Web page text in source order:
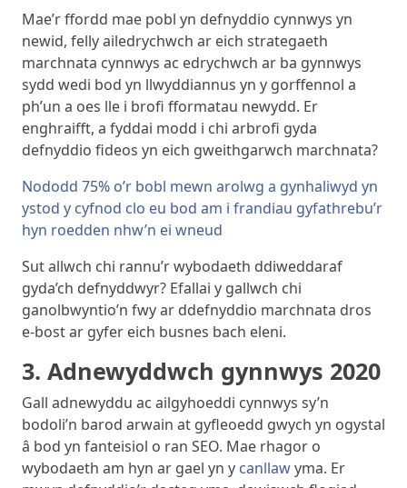
Mae’r ffordd mae pobl yn defnyddio cynnwys yn
newid, felly ailedrychwch ar eich strategaeth
marchnata cynnwys ac edrychwch ar ba gynnwys
sydd wedi bod yn llwyddiannus yn y gorffennol a
ph’un a oes lle i brofi fformatau newydd. Er
enghraifft, a fyddai modd i chi arbrofi gyda
defnyddio fideos yn eich gweithgarwch marchnata?
Nododd 75% o’r bobl mewn arolwg a gynhaliwyd yn
ystod y cyfnod clo eu bod am i frandiau gyfathrebu’r
hyn roedden nhw’n ei wneud
Sut allwch chi rannu’r wybodaeth ddiweddaraf
gyda’ch defnyddwyr? Efallai y gallwch chi
ganolbwyntio’n fwy ar ddefnyddio marchnata dros
e-bost ar gyfer eich busnes bach eleni.
3. Adnewyddwch gynnwys 2020
Gall adnewyddu ac ailgyhoeddi cynnwys sy’n
bodoli’n barod arwain at gyfleoedd gwych yn ogystal
â bod yn fanteisiol o ran SEO. Mae rhagor o
wybodaeth am hyn ar gael yn y canllawyma. Er